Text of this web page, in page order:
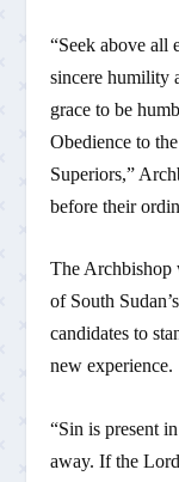
“Seek above all
sincere humility
grace to be
Obedience to
Superiors,”
before their
The Archbishop
of South
candidates to
new experience.
“Sin is present
away. If the